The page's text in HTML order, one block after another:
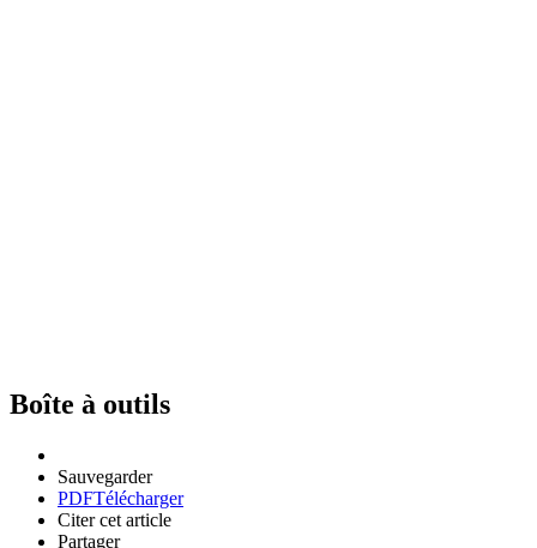
Boîte à outils
Sauvegarder
PDFTélécharger
Citer cet article
Partager